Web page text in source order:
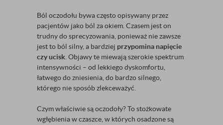
Ból oczodołu bywa często opisywany przez
pacjentów jako ból za okiem. Czasem jest on
trudny do sprecyzowania, ponieważ nie zawsze
jest to ból silny, a bardziej przypomina napięcie
czy ucisk . Objawy te miewają szerokie spektrum
intensywności – od lekkiego dyskomfortu,
łatwego do zniesienia, do bardzo silnego,
którego nie sposób zlekceważyć.
Czym właściwie są oczodoły? To stożkowate
wgłębienia w czaszce, w których osadzone są